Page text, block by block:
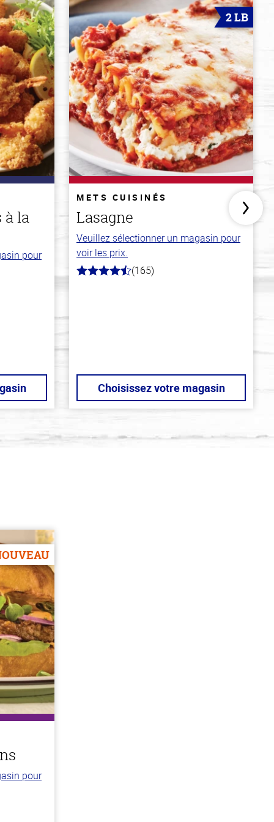
à la
pour
2 LB
METS CUISINÉS
Lasagne
Veuillez sélectionner un magasin pour
voir les prix.
4.1
(165)
Choisissez votre magasin
pour